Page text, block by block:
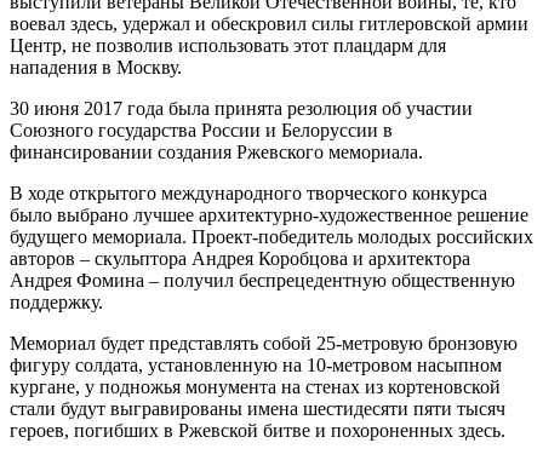
воевал здесь, удержал и обескровил силы гитлеровской армии
Центр, не позволив использовать этот плацдарм для
нападения в Москву.
30 июня 2017 года была принята резолюция об участии
Союзного государства России и Белоруссии в
финансировании создания Ржевского мемориала.
В ходе открытого международного творческого конкурса
было выбрано лучшее архитектурно-художественное решение
будущего мемориала. Проект-победитель молодых российских
авторов – скульптора Андрея Коробцова и архитектора
Андрея Фомина – получил беспрецедентную общественную
поддержку.
Мемориал будет представлять собой 25-метровую бронзовую
фигуру солдата, установленную на 10-метровом насыпном
кургане, у подножья монумента на стенах из кортеновской
стали будут выгравированы имена шестидесяти пяти тысяч
героев, погибших в Ржевской битве и похороненных здесь.